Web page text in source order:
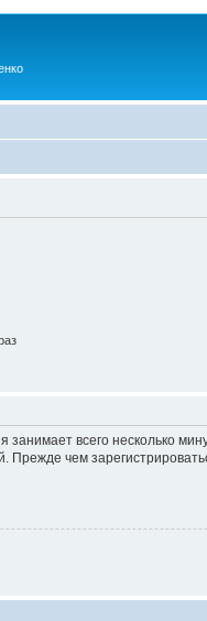
всего несколько
Прежде чем